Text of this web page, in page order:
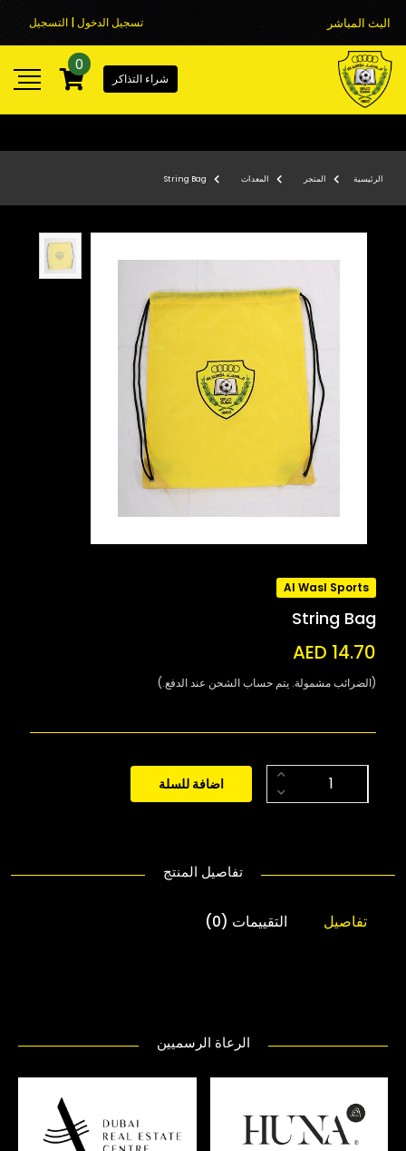
البث المباشر تسجيل الدخول | التسجيل
شراء التذاكر
0
الرئيسية المتجر المعدات String Bag
Al Wasl Sports
String Bag
AED 14.70
(الضرائب مشمولة. يتم حساب الشحن عند الدفع.)
اضافة للسلة
تفاصيل المنتج
تفاصيل التقييمات (0)
الرعاة الرسميين